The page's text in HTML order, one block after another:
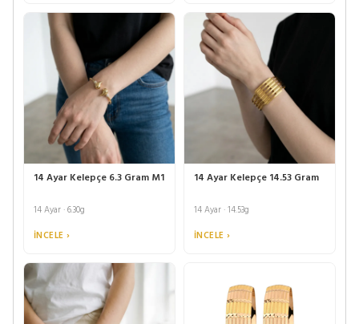
14 Ayar Kelepçe 6.3 Gram M1
14 Ayar · 6.30g
İNCELE ›
14 Ayar Kelepçe 14.53 Gram
14 Ayar · 14.53g
İNCELE ›